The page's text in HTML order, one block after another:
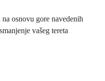
osnovu gore navedenih
vašeg tereta